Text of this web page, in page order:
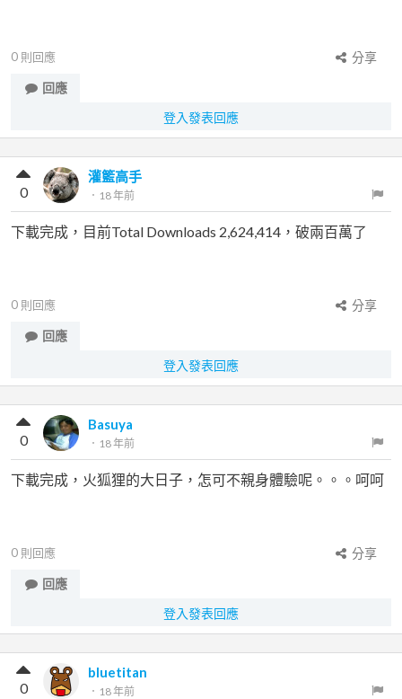
0 則回應
分享
回應
登入發表回應
灌籃高手
． 18 年前
0
下載完成，目前Total Downloads 2,624,414，破兩百萬了
0 則回應
分享
回應
登入發表回應
Basuya
． 18 年前
0
下載完成，火狐狸的大日子，怎可不親身體驗呢。。。呵呵
0 則回應
分享
回應
登入發表回應
bluetitan
． 18 年前
0